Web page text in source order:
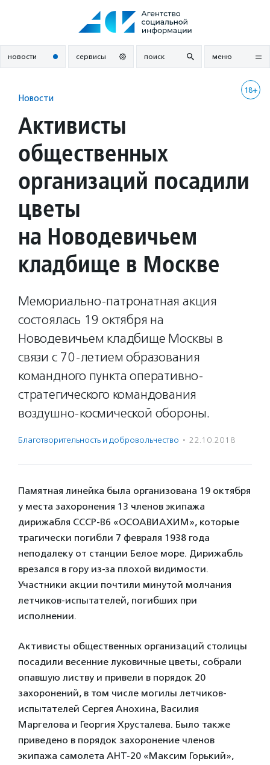
новости сервисы поиск меню
18+
Новости
Активисты
общественных
организаций посадили
цветы
на Новодевичьем
кладбище в Москве
Мемориально-патронатная акция
состоялась 19 октября на
Новодевичьем кладбище Москвы в
связи с 70-летием образования
командного пункта оперативно-
стратегического командования
воздушно-космической обороны.
Благотвори­тель­ность и доброволь­чест­во · 22.10.2018
Памятная линейка была организована 19 октября
у места захоронения 13 членов экипажа
дирижабля СССР-В6 «ОСОАВИАХИМ», которые
трагически погибли 7 февраля 1938 года
неподалеку от станции Белое море. Дирижабль
врезался в гору из-за плохой видимости.
Участники акции почтили минутой молчания
летчиков-испытателей, погибших при
исполнении.
Активисты общественных организаций столицы
посадили весенние луковичные цветы, собрали
опавшую листву и привели в порядок 20
захоронений, в том числе могилы летчиков-
испытателей Сергея Анохина, Василия
Маргелова и Георгия Хрусталева. Было также
приведено в порядок захоронение членов
экипажа самолета АНТ-20 «Максим Горький»,